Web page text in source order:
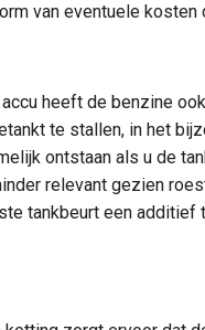
van eventuele kosten
heeft de benzine
te stallen, in het
ontstaan als u de
relevant gezien
tankbeurt een